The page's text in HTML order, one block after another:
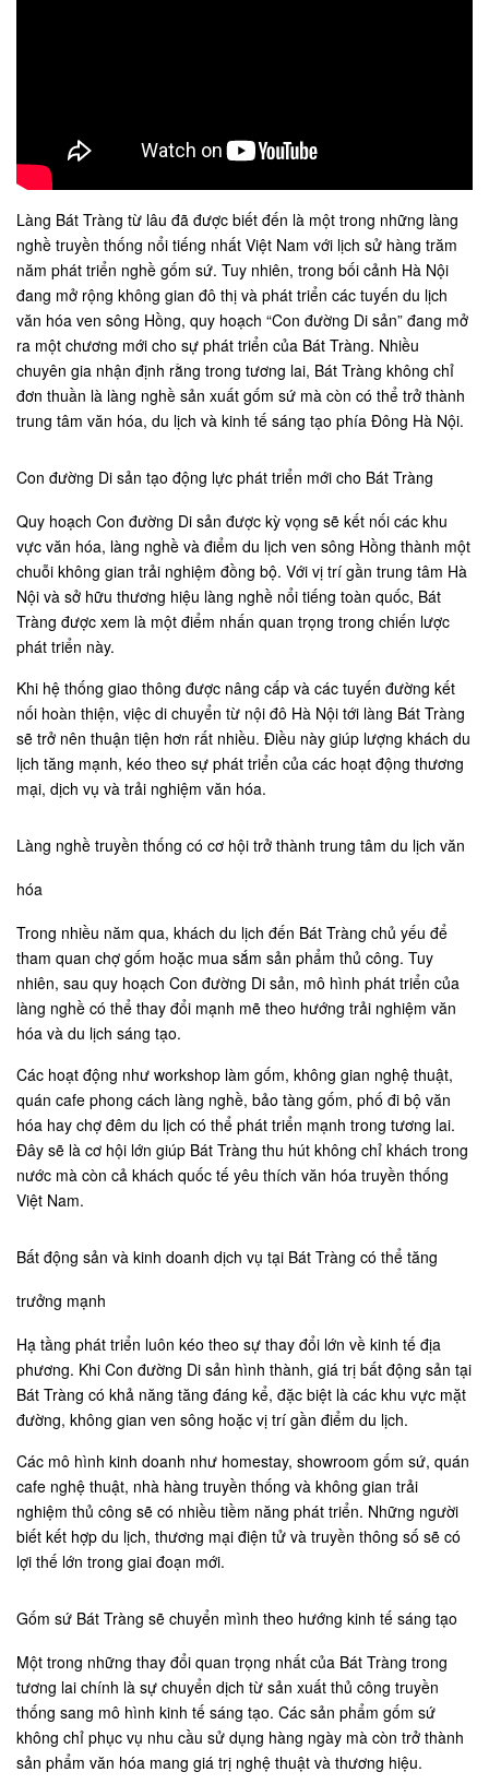
Làng Bát Tràng từ lâu đã được biết đến là một trong những làng
nghề truyền thống nổi tiếng nhất Việt Nam với lịch sử hàng trăm
năm phát triển nghề gốm sứ. Tuy nhiên, trong bối cảnh Hà Nội
đang mở rộng không gian đô thị và phát triển các tuyến du lịch
văn hóa ven sông Hồng, quy hoạch “Con đường Di sản” đang mở
ra một chương mới cho sự phát triển của Bát Tràng. Nhiều
chuyên gia nhận định rằng trong tương lai, Bát Tràng không chỉ
đơn thuần là làng nghề sản xuất gốm sứ mà còn có thể trở thành
trung tâm văn hóa, du lịch và kinh tế sáng tạo phía Đông Hà Nội.
Con đường Di sản tạo động lực phát triển mới cho Bát Tràng
Quy hoạch Con đường Di sản được kỳ vọng sẽ kết nối các khu
vực văn hóa, làng nghề và điểm du lịch ven sông Hồng thành một
chuỗi không gian trải nghiệm đồng bộ. Với vị trí gần trung tâm Hà
Nội và sở hữu thương hiệu làng nghề nổi tiếng toàn quốc, Bát
Tràng được xem là một điểm nhấn quan trọng trong chiến lược
phát triển này.
Khi hệ thống giao thông được nâng cấp và các tuyến đường kết
nối hoàn thiện, việc di chuyển từ nội đô Hà Nội tới làng Bát Tràng
sẽ trở nên thuận tiện hơn rất nhiều. Điều này giúp lượng khách du
lịch tăng mạnh, kéo theo sự phát triển của các hoạt động thương
mại, dịch vụ và trải nghiệm văn hóa.
Làng nghề truyền thống có cơ hội trở thành trung tâm du lịch văn
hóa
Trong nhiều năm qua, khách du lịch đến Bát Tràng chủ yếu để
tham quan chợ gốm hoặc mua sắm sản phẩm thủ công. Tuy
nhiên, sau quy hoạch Con đường Di sản, mô hình phát triển của
làng nghề có thể thay đổi mạnh mẽ theo hướng trải nghiệm văn
hóa và du lịch sáng tạo.
Các hoạt động như workshop làm gốm, không gian nghệ thuật,
quán cafe phong cách làng nghề, bảo tàng gốm, phố đi bộ văn
hóa hay chợ đêm du lịch có thể phát triển mạnh trong tương lai.
Đây sẽ là cơ hội lớn giúp Bát Tràng thu hút không chỉ khách trong
nước mà còn cả khách quốc tế yêu thích văn hóa truyền thống
Việt Nam.
Bất động sản và kinh doanh dịch vụ tại Bát Tràng có thể tăng
trưởng mạnh
Hạ tầng phát triển luôn kéo theo sự thay đổi lớn về kinh tế địa
phương. Khi Con đường Di sản hình thành, giá trị bất động sản tại
Bát Tràng có khả năng tăng đáng kể, đặc biệt là các khu vực mặt
đường, không gian ven sông hoặc vị trí gần điểm du lịch.
Các mô hình kinh doanh như homestay, showroom gốm sứ, quán
cafe nghệ thuật, nhà hàng truyền thống và không gian trải
nghiệm thủ công sẽ có nhiều tiềm năng phát triển. Những người
biết kết hợp du lịch, thương mại điện tử và truyền thông số sẽ có
lợi thế lớn trong giai đoạn mới.
Gốm sứ Bát Tràng sẽ chuyển mình theo hướng kinh tế sáng tạo
Một trong những thay đổi quan trọng nhất của Bát Tràng trong
tương lai chính là sự chuyển dịch từ sản xuất thủ công truyền
thống sang mô hình kinh tế sáng tạo. Các sản phẩm gốm sứ
không chỉ phục vụ nhu cầu sử dụng hàng ngày mà còn trở thành
sản phẩm văn hóa mang giá trị nghệ thuật và thương hiệu.